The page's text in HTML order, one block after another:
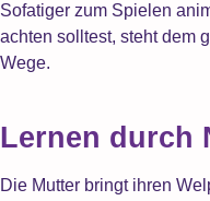
Sofatiger zum Spielen
achten solltest, steht dem
Wege.
Lernen durch
Die Mutter bringt ihren